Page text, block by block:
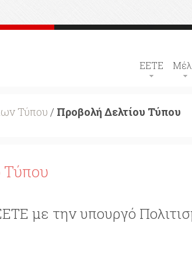
ΕΕΤΕ
Τύπου / Προβολή Δελτίου Τύπου
Τύπου
με την υπουργό